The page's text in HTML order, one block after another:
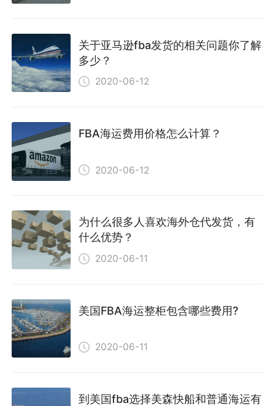
关于亚马逊fba发货的相关问题你了解
多少？
2020-06-12
FBA海运费用价格怎么计算？
2020-06-12
为什么很多人喜欢海外仓代发货，有
什么优势？
2020-06-11
美国FBA海运整柜包含哪些费用?
2020-06-11
到美国fba选择美森快船和普通海运有